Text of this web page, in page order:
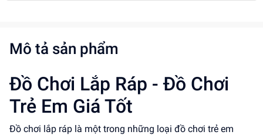
Mô tả sản phẩm
Đồ Chơi Lắp Ráp - Đồ Chơi
Trẻ Em Giá Tốt
Đồ chơi lắp ráp là một trong những loại đồ chơi trẻ em